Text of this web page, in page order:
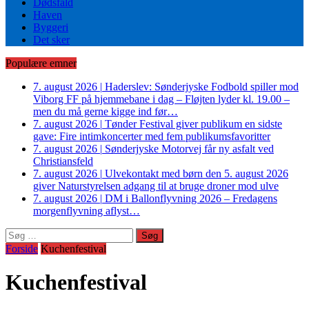
Haven
Byggeri
Det sker
Populære emner
7. august 2026 | Haderslev: Sønderjyske Fodbold spiller mod
Viborg FF på hjemmebane i dag – Fløjten lyder kl. 19.00 –
men du må gerne kigge ind før…
7. august 2026 | Tønder Festival giver publikum en sidste
gave: Fire intimkoncerter med fem publikumsfavoritter
7. august 2026 | Sønderjyske Motorvej får ny asfalt ved
Christiansfeld
7. august 2026 | Ulvekontakt med børn den 5. august 2026
giver Naturstyrelsen adgang til at bruge droner mod ulve
7. august 2026 | DM i Ballonflyvning 2026 – Fredagens
morgenflyvning aflyst…
Søg
efter:
Forside Kuchenfestival
Kuchenfestival